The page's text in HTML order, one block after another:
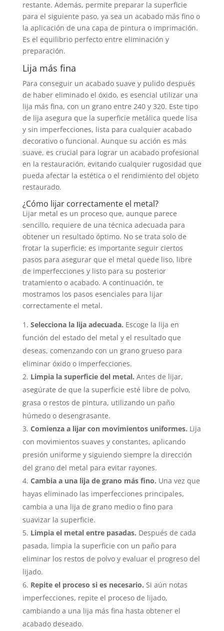
restante. Además, permite preparar la superficie
para el siguiente paso, ya sea un acabado más fino o
la aplicación de una capa de pintura o imprimación.
Es el equilibrio perfecto entre eliminación y
preparación.
Lija más fina
Para conseguir un acabado suave y pulido después
de haber eliminado el óxido, es esencial utilizar una
lija más fina, con un grano entre 240 y 320. Este tipo
de lija asegura que la superficie metálica quede lisa
y sin imperfecciones, lista para cualquier acabado
decorativo o funcional. Aunque su acción es más
suave, es crucial para lograr un acabado profesional
en la restauración, evitando cualquier rugosidad que
pueda afectar la estética o el rendimiento del objeto
restaurado.
¿Cómo lijar correctamente el metal?
Lijar metal es un proceso que, aunque parece
sencillo, requiere de una técnica adecuada para
obtener un resultado óptimo. No se trata solo de
frotar la superficie; es importante seguir ciertos
pasos para asegurar que el metal quede liso, libre
de imperfecciones y listo para su posterior
tratamiento o acabado. A continuación, te
mostramos los pasos esenciales para lijar
correctamente el metal.
Selecciona la lija adecuada. Escoge la lija en
función del estado del metal y el resultado que
deseas, comenzando con un grano grueso para
eliminar óxido o imperfecciones.
Limpia la superficie del metal. Antes de lijar,
asegúrate de que la superficie esté libre de polvo,
grasa o restos de pintura, utilizando un paño
húmedo o desengrasante.
Comienza a lijar con movimientos uniformes. Lija
con movimientos suaves y constantes, aplicando
presión uniforme y siguiendo siempre la dirección
del grano del metal para evitar rayones.
Cambia a una lija de grano más fino. Una vez que
hayas eliminado las imperfecciones principales,
cambia a una lija de grano medio o fino para
suavizar la superficie.
Limpia el metal entre pasadas. Después de cada
pasada, limpia la superficie con un paño para
eliminar los restos de polvo y evaluar el progreso del
lijado.
Repite el proceso si es necesario. Si aún notas
imperfecciones, repite el proceso de lijado,
cambiando a una lija más fina hasta obtener el
acabado deseado.